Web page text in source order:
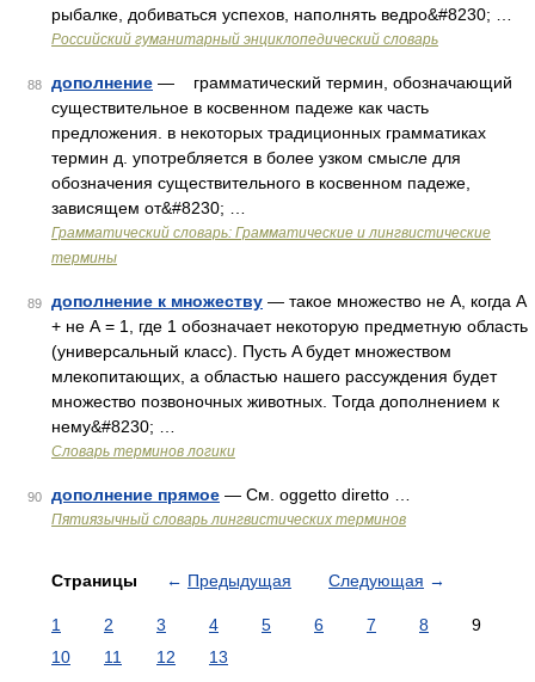
рыбалке, добиваться успехов, наполнять ведро&#8230; …
Российский гуманитарный энциклопедический словарь
88 дополнение — грамматический термин, обозначающий
существительное в косвенном падеже как часть
предложения. в некоторых традиционных грамматиках
термин д. употребляется в более узком смысле для
обозначения существительного в косвенном падеже,
зависящем от&#8230; …
Грамматический словарь: Грамматические и лингвистические
термины
89 дополнение к множеству — такое множество не А, когда A
+ не А = 1, где 1 обозначает некоторую предметную область
(универсальный класс). Пусть A будет множеством
млекопитающих, а областью нашего рассуждения будет
множество позвоночных животных. Тогда дополнением к
нему&#8230; …
Словарь терминов логики
90 дополнение прямое — См. oggetto diretto …
Пятиязычный словарь лингвистических терминов
Страницы ← Предыдущая Следующая →
1 2 3 4 5 6 7 8
9
10
11 12 13